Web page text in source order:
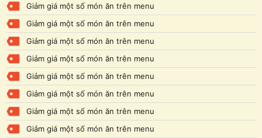
Giảm giá một số món ăn trên menu
Giảm giá một số món ăn trên menu
Giảm giá một số món ăn trên menu
Giảm giá một số món ăn trên menu
Giảm giá một số món ăn trên menu
Giảm giá một số món ăn trên menu
Giảm giá một số món ăn trên menu
Giảm giá một số món ăn trên menu